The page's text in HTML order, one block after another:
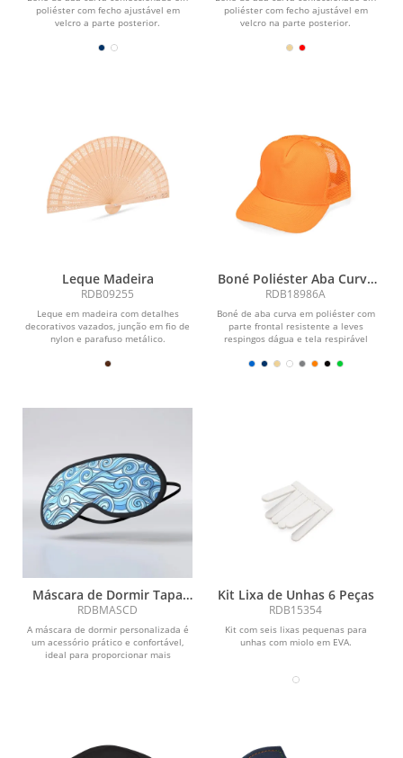
poliéster com fecho ajustável em
velcro a parte posterior.
poliéster com fecho ajustável em
velcro na parte posterior.
Leque Madeira
RDB09255
Leque em madeira com detalhes
decorativos vazados, junção em fio de
nylon e parafuso metálico.
Boné Poliéster Aba Curva
com Tela
RDB18986A
Boné de aba curva em poliéster com
parte frontal resistente a leves
respingos dágua e tela respirável
Máscara de Dormir Tapa
Olho Personalizada
RDBMASCD
A máscara de dormir personalizada é
um acessório prático e confortável,
ideal para proporcionar mais
Kit Lixa de Unhas 6 Peças
RDB15354
Kit com seis lixas pequenas para
unhas com miolo em EVA.